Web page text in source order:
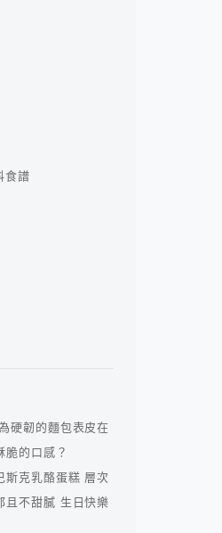
食譜
硬韌的麵包表皮在
脆的口感？
斯克乳酪蛋糕 層次
且不甜膩 生日快樂